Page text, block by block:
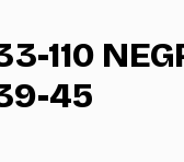
110
45